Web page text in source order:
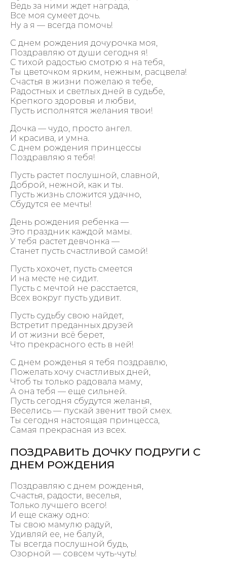
Ведь за ними ждет награда,
Все моя сумеет дочь.
Ну а я — всегда помочь!
С днем рождения дочурочка моя,
Поздравляю от души сегодня я!
С тихой радостью смотрю я на тебя,
Ты цветочком ярким, нежным, расцвела!
Счастья в жизни пожелаю я тебе,
Радостных и светлых дней в судьбе,
Крепкого здоровья и любви,
Пусть исполнятся желания твои!
Дочка — чудо, просто ангел.
И красива, и умна.
С днем рождения принцессы
Поздравляю я тебя!
Пусть растет послушной, славной,
Доброй, нежной, как и ты.
Пусть жизнь сложится удачно,
Сбудутся ее мечты!
День рождения ребенка —
Это праздник каждой мамы.
У тебя растет девчонка —
Станет пусть счастливой самой!
Пусть хохочет, пусть смеется
И на месте не сидит.
Пусть с мечтой не расстается,
Всех вокруг пусть удивит.
Пусть судьбу свою найдет,
Встретит преданных друзей
И от жизни всё берет,
Что прекрасного есть в ней!
С днем рожденья я тебя поздравлю,
Пожелать хочу счастливых дней,
Чтоб ты только радовала маму,
А она тебя — еще сильней.
Пусть сегодня сбудутся желанья,
Веселись — пускай звенит твой смех.
Ты сегодня настоящая принцесса,
Самая прекрасная из всех.
ПОЗДРАВИТЬ ДОЧКУ ПОДРУГИ С
ДНЕМ РОЖДЕНИЯ
Поздравляю с днем рожденья,
Счастья, радости, веселья,
Только лучшего всего!
И еще скажу одно:
Ты свою мамулю радуй,
Удивляй ее, не балуй,
Ты всегда послушной будь,
Озорной — совсем чуть-чуть!